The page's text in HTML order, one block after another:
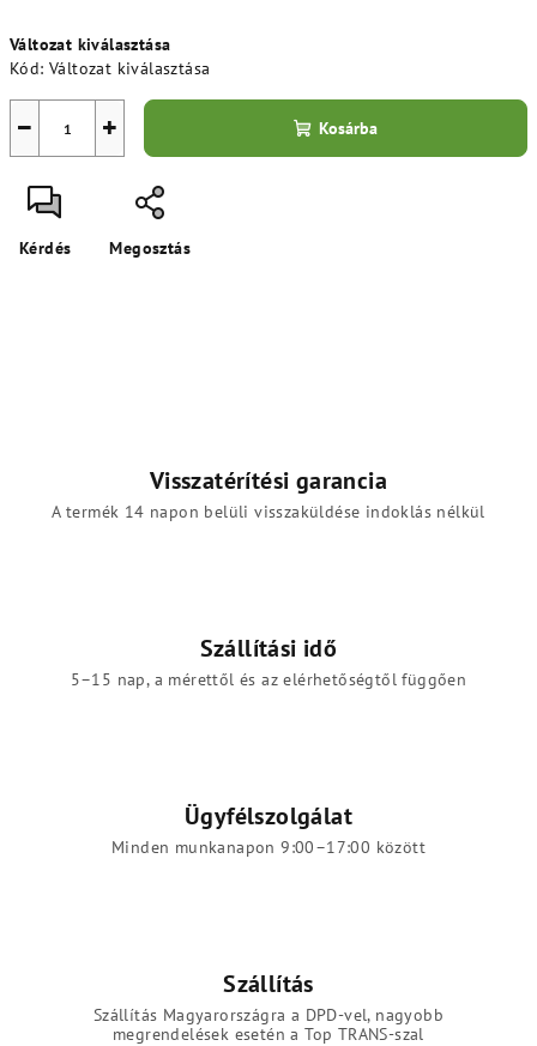
Változat kiválasztása
Kód: Változat kiválasztása
+
− Kosárba
Kérdés Megosztás
Visszatérítési garancia
A termék 14 napon belüli visszaküldése indoklás nélkül
Szállítási idő
5–15 nap, a mérettől és az elérhetőségtől függően
Ügyfélszolgálat
Minden munkanapon 9:00–17:00 között
Szállítás
Szállítás Magyarországra a DPD-vel, nagyobb
megrendelések esetén a Top TRANS-szal